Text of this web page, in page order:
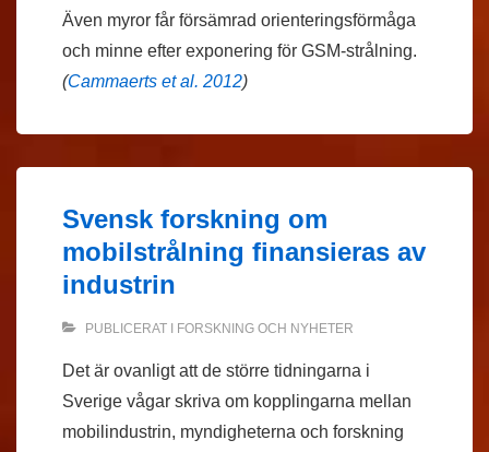
Även myror får försämrad orienteringsförmåga
och minne efter exponering för GSM-strålning.
(Cammaerts et al. 2012)
Svensk forskning om
mobilstrålning finansieras av
industrin
PUBLICERAT I FORSKNING OCH NYHETER
Det är ovanligt att de större tidningarna i
Sverige vågar skriva om kopplingarna mellan
mobilindustrin, myndigheterna och forskning